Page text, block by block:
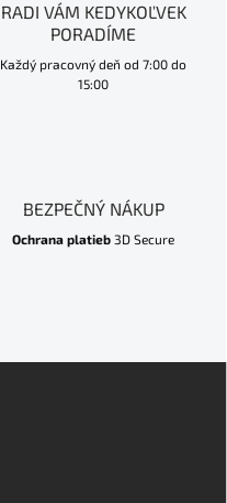
RADI VÁM KEDYKOĽVEK
PORADÍME
Každý pracovný deň od 7:00 do
15:00
BEZPEČNÝ NÁKUP
Ochrana platieb 3D Secure